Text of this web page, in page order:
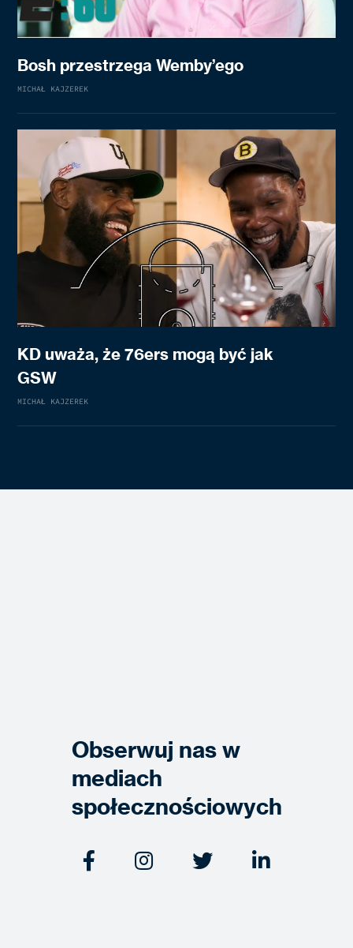
Bosh przestrzega Wemby’ego
MICHAŁ KAJZEREK
KD uważa, że 76ers mogą być jak
GSW
MICHAŁ KAJZEREK
Obserwuj nas w
mediach
społecznościowych
   